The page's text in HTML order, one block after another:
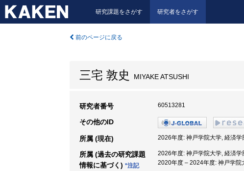
研究課題をさがす 研究者をさがす
前のページに戻る
三宅 敦史 MIYAKE ATSUSHI
研究者番号 60513281
その他のID
所属 (現在) 2026年度: 神戸学院大学, 経済学
所属 (過去の研究課題
情報に基づく) *注記
2026年度: 神戸学院大学, 経済学
2020年度 – 2024年度: 神戸学院